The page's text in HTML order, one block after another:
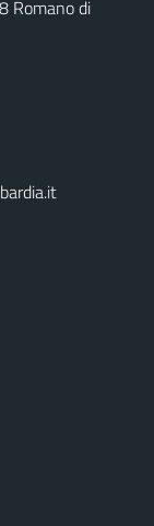
Romano di